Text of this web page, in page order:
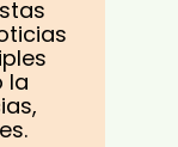
la